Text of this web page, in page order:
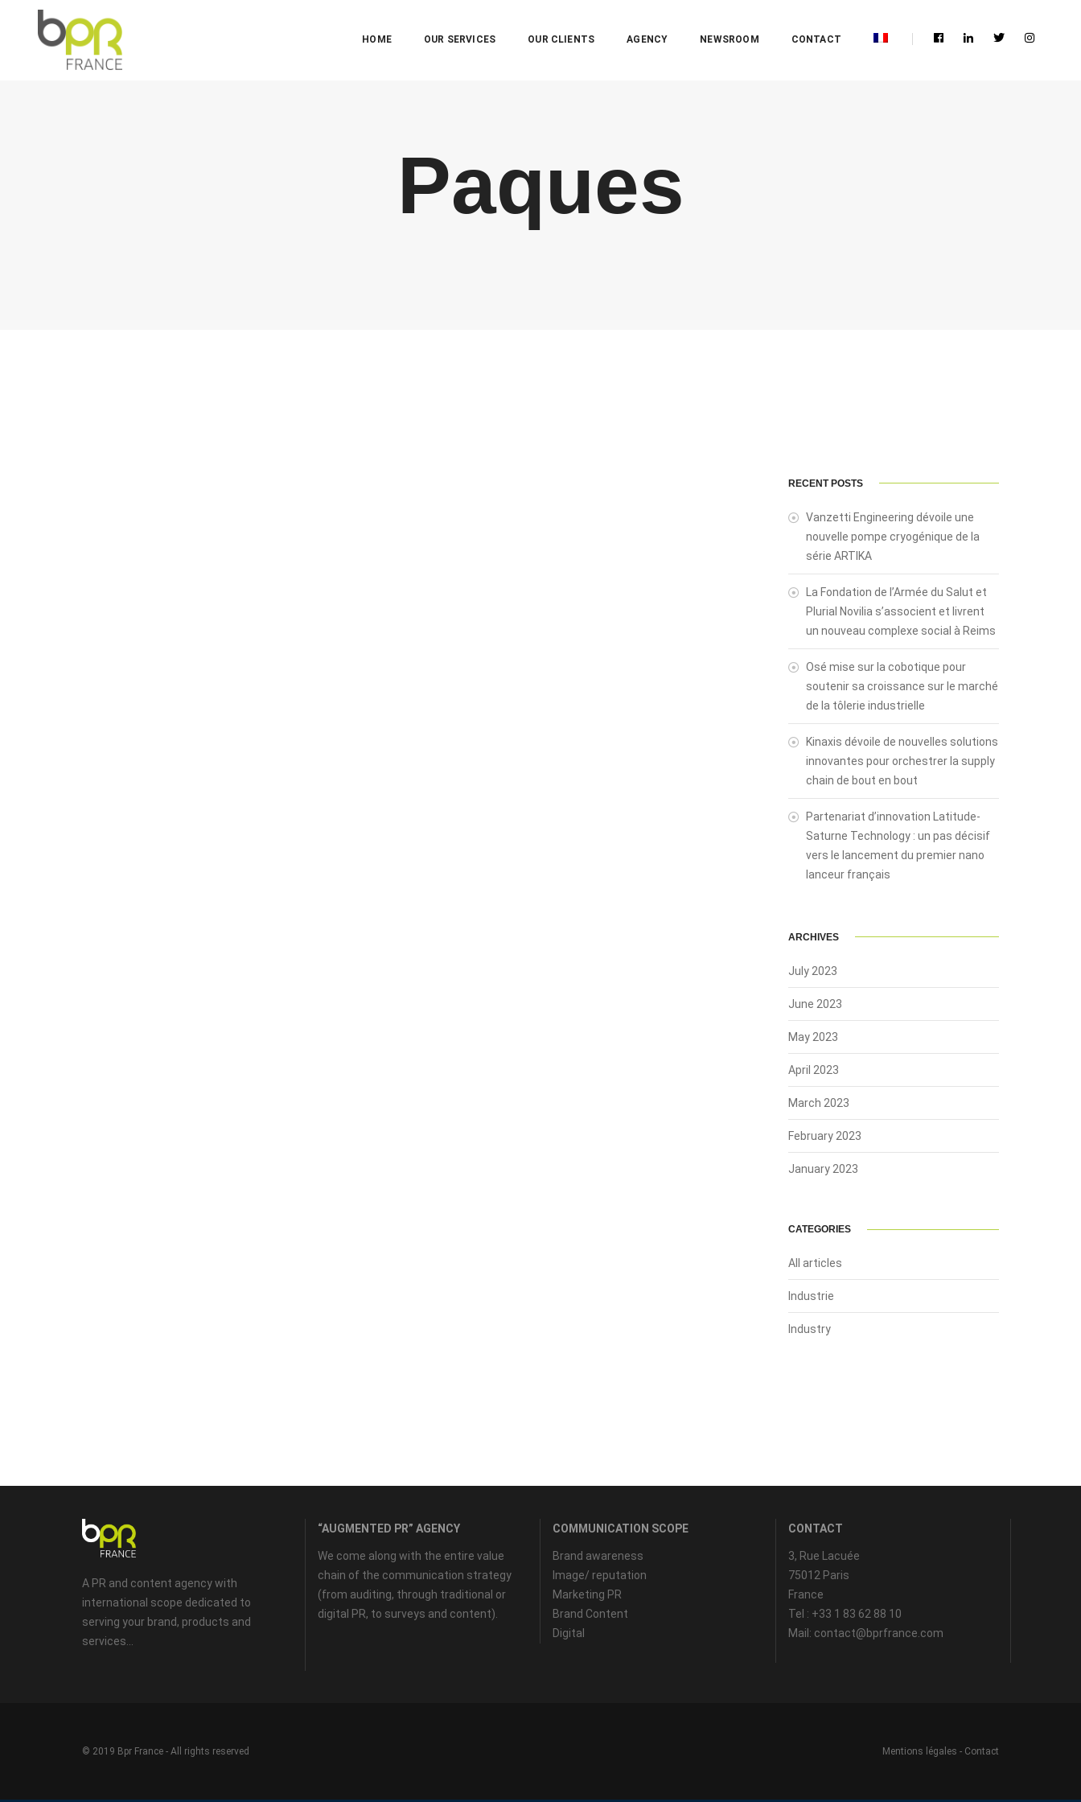
HOME OUR SERVICES OUR CLIENTS AGENCY NEWSROOM CONTACT
Paques
RECENT POSTS
Vanzetti Engineering dévoile une
nouvelle pompe cryogénique de la
série ARTIKA
La Fondation de l’Armée du Salut et
Plurial Novilia s’associent et livrent
un nouveau complexe social à Reims
Osé mise sur la cobotique pour
soutenir sa croissance sur le marché
de la tôlerie industrielle
Kinaxis dévoile de nouvelles solutions
innovantes pour orchestrer la supply
chain de bout en bout
Partenariat d’innovation Latitude-
Saturne Technology : un pas décisif
vers le lancement du premier nano
lanceur français
ARCHIVES
July 2023
June 2023
May 2023
April 2023
March 2023
February 2023
January 2023
CATEGORIES
All articles
Industrie
Industry
A PR and content agency with
international scope dedicated to
serving your brand, products and
services...
“AUGMENTED PR” AGENCY
We come along with the entire value
chain of the communication strategy
(from auditing, through traditional or
digital PR, to surveys and content).
COMMUNICATION SCOPE
Brand awareness
Image/ reputation
Marketing PR
Brand Content
Digital
CONTACT
3, Rue Lacuée
75012 Paris
France
Tel : +33 1 83 62 88 10
Mail: contact@bprfrance.com
© 2019 Bpr France - All rights reserved Mentions légales - Contact